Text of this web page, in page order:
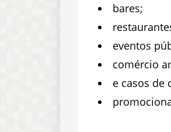
bares;
eventos
comércio
e casos de